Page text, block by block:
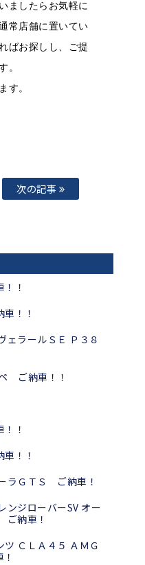
ましたらお気軽に
常店舗に置いてい
ばお探しし、ご提
。
す。
次の記事
！
！！
ラールＳＥ Ｐ３８
ご納車！！
！
！！
ラＧＴＳ ご納車！
ジローバーSV オー
納車！
ＣＬＡ４５ ＡＭＧ